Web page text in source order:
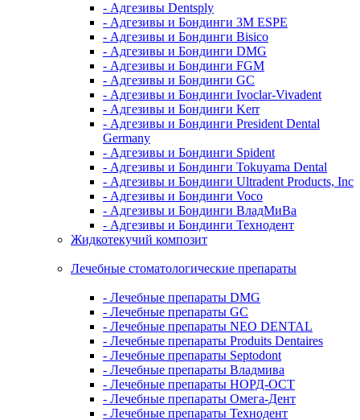
- Адгезивы Dentsply
- Адгезивы и Бондинги 3M ESPE
- Адгезивы и Бондинги Bisico
- Адгезивы и Бондинги DMG
- Адгезивы и Бондинги FGM
- Адгезивы и Бондинги GC
- Адгезивы и Бондинги Ivoclar-Vivadent
- Адгезивы и Бондинги Kerr
- Адгезивы и Бондинги President Dental
Germany
- Адгезивы и Бондинги Spident
- Адгезивы и Бондинги Tokuyama Dental
- Адгезивы и Бондинги Ultradent Products, Inc
- Адгезивы и Бондинги Voco
- Адгезивы и Бондинги ВладМиВа
- Адгезивы и Бондинги Технодент
Жидкотекучий композит
Лечебные стоматологические препараты
- Лечебные препараты DMG
- Лечебные препараты GC
- Лечебные препараты NEO DENTAL
- Лечебные препараты Produits Dentaires
- Лечебные препараты Septodont
- Лечебные препараты Владмива
- Лечебные препараты НОРД-ОСТ
- Лечебные препараты Омега-Дент
- Лечебные препараты Технодент